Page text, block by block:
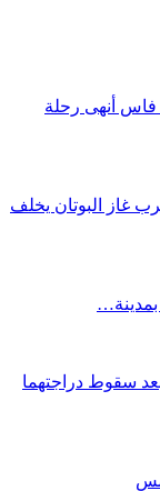
أنهى رحلة
البوتان يخلف
بمدينة…
سقوط دراجتهما